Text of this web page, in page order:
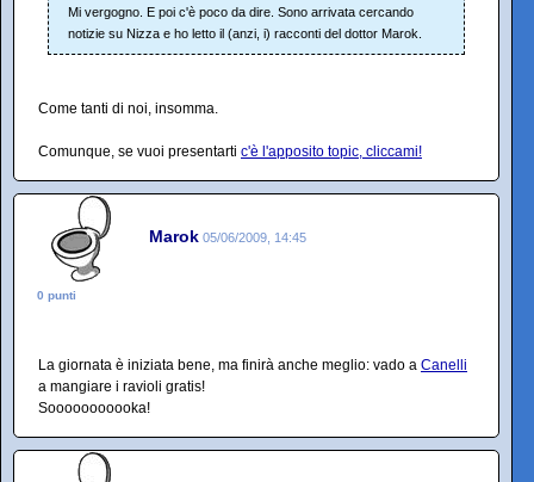
Mi vergogno. E poi c'è poco da dire. Sono arrivata cercando
notizie su Nizza e ho letto il (anzi, i) racconti del dottor Marok.
Come tanti di noi, insomma.
Comunque, se vuoi presentarti c'è l'apposito topic, cliccami!
Marok 05/06/2009, 14:45
0 punti
La giornata è iniziata bene, ma finirà anche meglio: vado a Canelli
a mangiare i ravioli gratis!
Sooooooooooka!